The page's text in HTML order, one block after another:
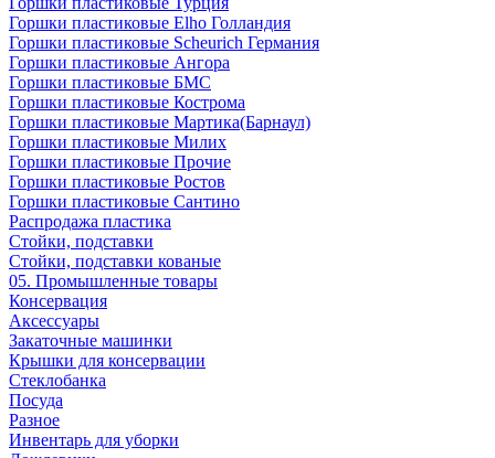
Горшки пластиковые Elho Голландия
Горшки пластиковые Scheuriсh Германия
Горшки пластиковые Ангора
Горшки пластиковые БМС
Горшки пластиковые Кострома
Горшки пластиковые Мартика(Барнаул)
Горшки пластиковые Милих
Горшки пластиковые Прочие
Горшки пластиковые Ростов
Горшки пластиковые Сантино
Распродажа пластика
Стойки, подставки
Стойки, подставки кованые
05. Промышленные товары
Консервация
Аксессуары
Закаточные машинки
Крышки для консервации
Стеклобанка
Посуда
Разное
Инвентарь для уборки